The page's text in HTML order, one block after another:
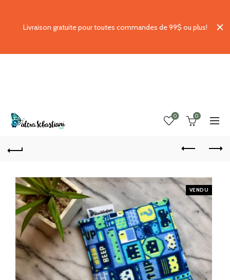
0 0
VENDU
Livraison gratuite pour toutes commandes de 99$ ou plus!